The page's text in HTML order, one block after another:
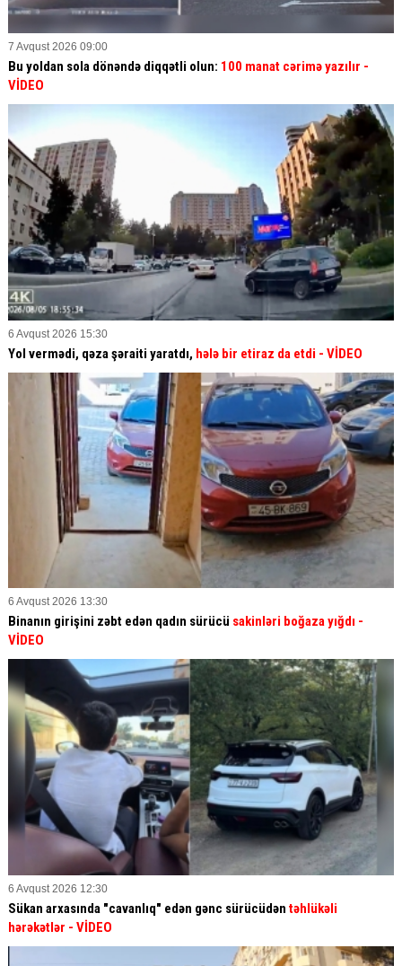
7 Avqust 2026 09:00
Bu yoldan sola dönəndə diqqətli olun: 100 manat cərimə yazılır -
VİDEO
6 Avqust 2026 15:30
Yol vermədi, qəza şəraiti yaratdı, hələ bir etiraz da etdi - VİDEO
6 Avqust 2026 13:30
Binanın girişini zəbt edən qadın sürücü sakinləri boğaza yığdı -
VİDEO
6 Avqust 2026 12:30
Sükan arxasında "cavanlıq" edən gənc sürücüdən təhlükəli
hərəkətlər - VİDEO